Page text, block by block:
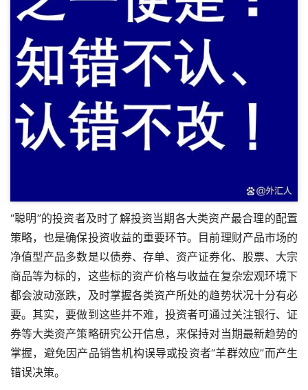
“聪明”的投资者及时了解投资当期各大类资产最合理的配置
策略，也是确保投资收益的重要环节。目前理财产品市场的
净值型产品多数是以债券、存单、资产证券化、股票、大宗
商品等为标的，这些标的资产价格与收益在复杂宏观环境下
都会波动涨跌，及时掌握各类资产所处的趋势状况十分有必
要。其实，要做到这些并不难，投资者可通过关注银行、证
券等大类资产策略研究公开信息，来保持对当期最新趋势的
掌握，避免因产品销售机构误导或投资者“羊群效应”而产生
错误决策。